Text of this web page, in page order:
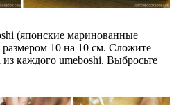
(японские маринованные
10 на 10 см. Сложите
каждого umeboshi. Выбросьте